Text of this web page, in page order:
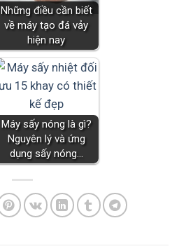
Những điều cần biết
về máy tạo đá vảy
hiện nay
Máy sấy nóng là gì?
Nguyên lý và ứng
dụng sấy nóng…